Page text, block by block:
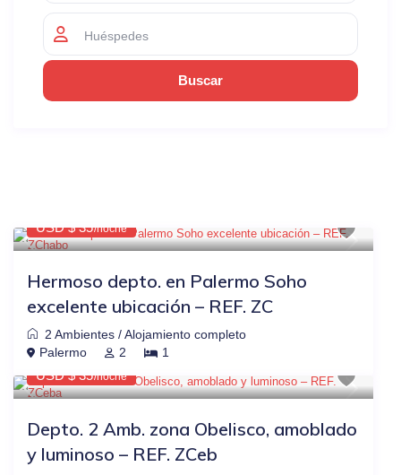
Huéspedes
USD $ 35/noche
Hermoso depto. en Palermo Soho
excelente ubicación – REF. ZC
2 Ambientes /Alojamiento completo
Palermo
2 1
OTRAS PLATAFORMAS $44 -20%
USD $ 35/noche
Depto. 2 Amb. zona Obelisco, amoblado
y luminoso – REF. ZCeb